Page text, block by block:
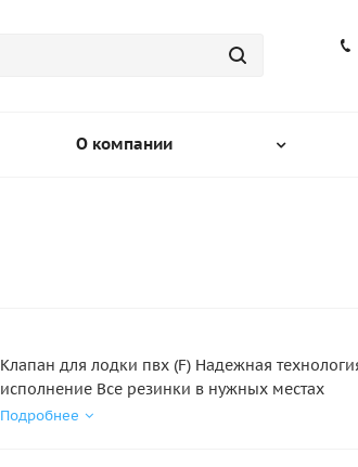
О компании
Клапан для лодки пвх (F) Надежная
исполнение Все резинки в нужных местах
Подробнее